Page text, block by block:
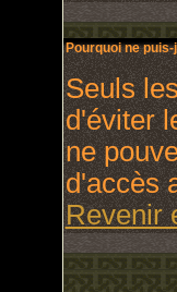
Pourquoi ne
Seuls
d'éviter
ne
d'accès
Revenir